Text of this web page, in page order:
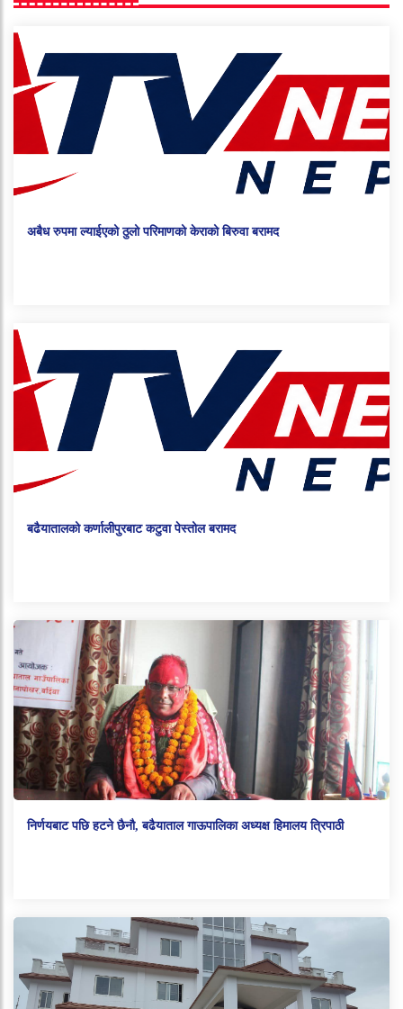
अबैध रुपमा ल्याईएको ठुलो परिमाणको केराको बिरुवा बरामद
बढैयातालको कर्णालीपुरबाट कटुवा पेस्तोल बरामद
निर्णयबाट पछि हटने छैनौ, बढैयाताल गाऊपालिका अध्यक्ष हिमालय त्रिपाठी